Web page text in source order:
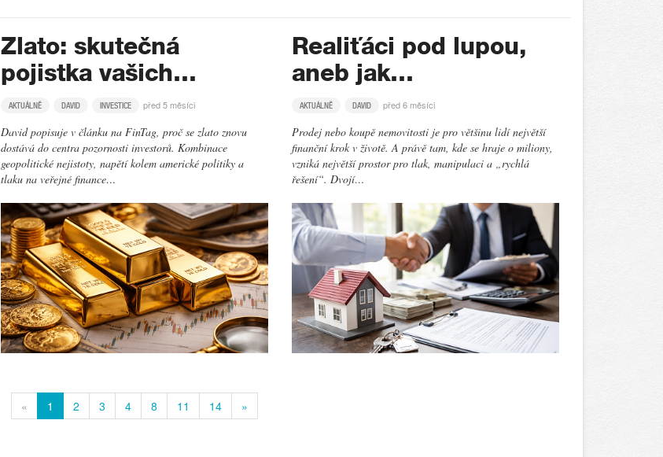
Zlato: skutečná
pojistka vašich…
AKTUÁLNĚ DAVID INVESTICE před 5 měsíci
David popisuje v článku na FinTag, proč se zlato znovu
dostává do centra pozornosti investorů. Kombinace
geopolitické nejistoty, napětí kolem americké politiky a
tlaku na veřejné finance…
Realiťáci pod lupou,
aneb jak…
AKTUÁLNĚ DAVID před 6 měsíci
Prodej nebo koupě nemovitosti je pro většinu lidí největší
finanční krok v životě. A právě tam, kde se hraje o miliony,
vzniká největší prostor pro tlak, manipulaci a „rychlá
řešení“. Dvojí…
« 1 2 3 4 8 11 14 »